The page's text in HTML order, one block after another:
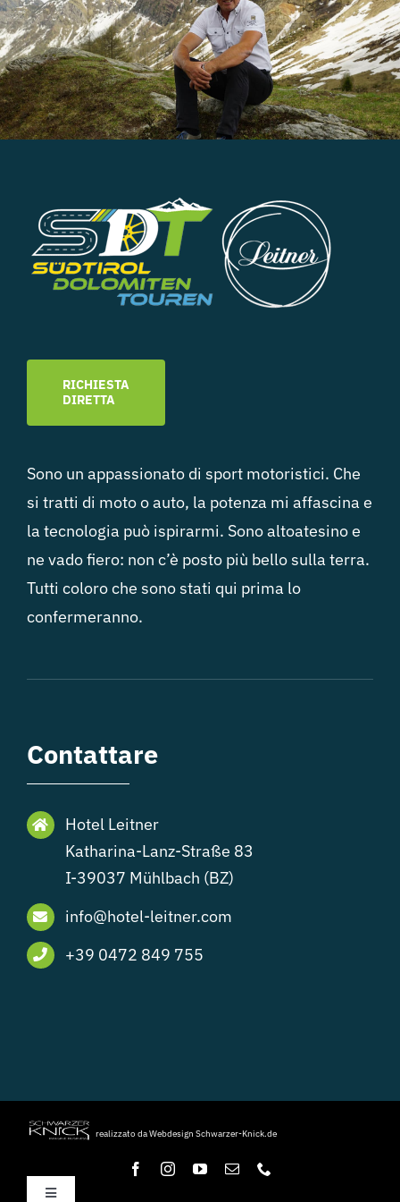
RICHIESTA
DIRETTA
Sono un appassionato di sport motoristici. Che
si tratti di moto o auto, la potenza mi affascina e
la tecnologia può ispirarmi. Sono altoatesino e
ne vado fiero: non c’è posto più bello sulla terra.
Tutti coloro che sono stati qui prima lo
confermeranno.
Contattare
Hotel Leitner
Katharina-Lanz-Straße 83
I-39037 Mühlbach (BZ)
info@hotel-leitner.com
+39 0472 849 755
realizzato da Webdesign Schwarzer-Knick.de